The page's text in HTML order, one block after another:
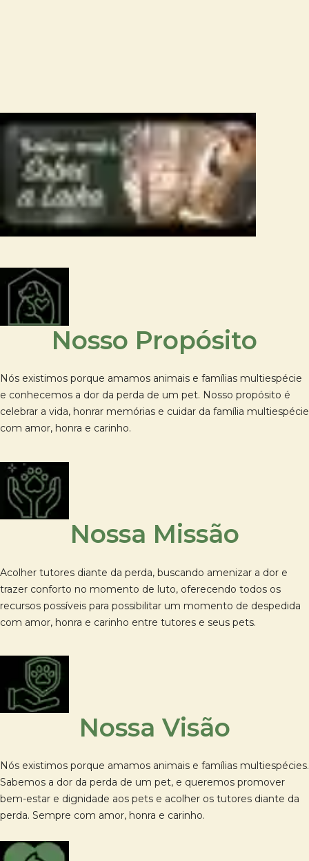
Nosso Propósito
Nós existimos porque amamos animais e famílias multiespécie
e conhecemos a dor da perda de um pet. Nosso propósito é
celebrar a vida, honrar memórias e cuidar da família multiespécie
com amor, honra e carinho.
Nossa Missão
Acolher tutores diante da perda, buscando amenizar a dor e
trazer conforto no momento de luto, oferecendo todos os
recursos possíveis para possibilitar um momento de despedida
com amor, honra e carinho entre tutores e seus pets.
Nossa Visão
Nós existimos porque amamos animais e famílias multiespécies.
Sabemos a dor da perda de um pet, e queremos promover
bem-estar e dignidade aos pets e acolher os tutores diante da
perda. Sempre com amor, honra e carinho.